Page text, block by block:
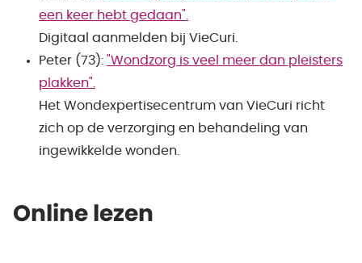
een keer hebt gedaan".
Digitaal aanmelden bij VieCuri.
Peter (73): "Wondzorg is veel meer dan pleisters
plakken".
Het Wondexpertisecentrum van VieCuri richt
zich op de verzorging en behandeling van
ingewikkelde wonden.
Online lezen